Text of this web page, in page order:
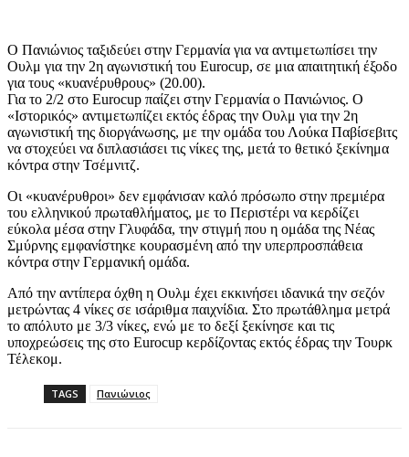
Ο Πανιώνιος ταξιδεύει στην Γερμανία για να αντιμετωπίσει την
Ουλμ για την 2η αγωνιστική του Eurocup, σε μια απαιτητική έξοδο
για τους «κυανέρυθρους» (20.00).
Για το 2/2 στο Eurocup παίζει στην Γερμανία ο Πανιώνιος. Ο
«Ιστορικός» αντιμετωπίζει εκτός έδρας την Ουλμ για την 2η
αγωνιστική της διοργάνωσης, με την ομάδα του Λούκα Παβίσεβιτς
να στοχεύει να διπλασιάσει τις νίκες της, μετά το θετικό ξεκίνημα
κόντρα στην Τσέμνιτζ.
Οι «κυανέρυθροι» δεν εμφάνισαν καλό πρόσωπο στην πρεμιέρα
του ελληνικού πρωταθλήματος, με το Περιστέρι να κερδίζει
εύκολα μέσα στην Γλυφάδα, την στιγμή που η ομάδα της Νέας
Σμύρνης εμφανίστηκε κουρασμένη από την υπερπροσπάθεια
κόντρα στην Γερμανική ομάδα.
Από την αντίπερα όχθη η Ουλμ έχει εκκινήσει ιδανικά την σεζόν
μετρώντας 4 νίκες σε ισάριθμα παιχνίδια. Στο πρωτάθλημα μετρά
το απόλυτο με 3/3 νίκες, ενώ με το δεξί ξεκίνησε και τις
υποχρεώσεις της στο Eurocup κερδίζοντας εκτός έδρας την Τουρκ
Τέλεκομ.
TAGS Πανιώνιος